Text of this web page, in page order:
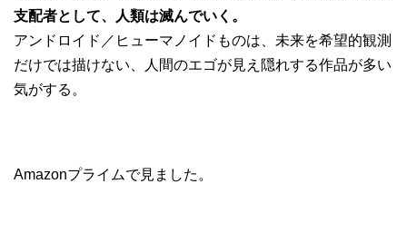
支配者として、人類は滅んでいく。
アンドロイド／ヒューマノイドものは、未来を希望的観測
だけでは描けない、人間のエゴが見え隠れする作品が多い
気がする。
Amazonプライムで見ました。